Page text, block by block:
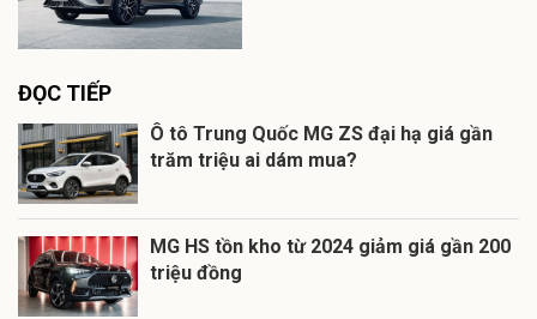
ĐỌC TIẾP
Ô tô Trung Quốc MG ZS đại hạ giá gần
trăm triệu ai dám mua?
MG HS tồn kho từ 2024 giảm giá gần 200
triệu đồng